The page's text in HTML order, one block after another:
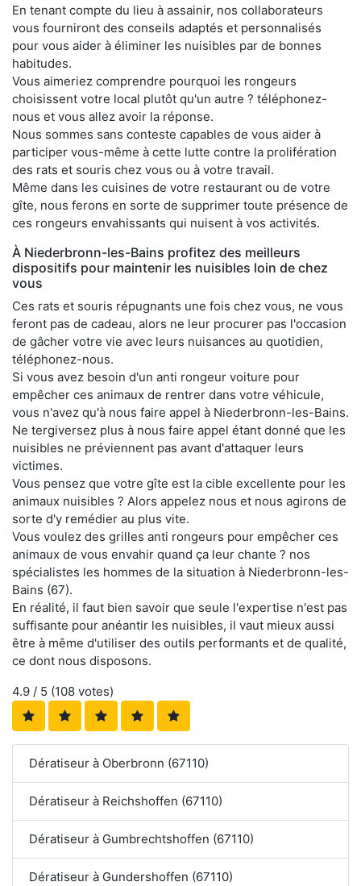
En tenant compte du lieu à assainir, nos collaborateurs
vous fourniront des conseils adaptés et personnalisés
pour vous aider à éliminer les nuisibles par de bonnes
habitudes.
Vous aimeriez comprendre pourquoi les rongeurs
choisissent votre local plutôt qu'un autre ? téléphonez-
nous et vous allez avoir la réponse.
Nous sommes sans conteste capables de vous aider à
participer vous-même à cette lutte contre la prolifération
des rats et souris chez vous ou à votre travail.
Même dans les cuisines de votre restaurant ou de votre
gîte, nous ferons en sorte de supprimer toute présence de
ces rongeurs envahissants qui nuisent à vos activités.
À Niederbronn-les-Bains profitez des meilleurs
dispositifs pour maintenir les nuisibles loin de chez
vous
Ces rats et souris répugnants une fois chez vous, ne vous
feront pas de cadeau, alors ne leur procurer pas l'occasion
de gâcher votre vie avec leurs nuisances au quotidien,
téléphonez-nous.
Si vous avez besoin d'un anti rongeur voiture pour
empêcher ces animaux de rentrer dans votre véhicule,
vous n'avez qu'à nous faire appel à Niederbronn-les-Bains.
Ne tergiversez plus à nous faire appel étant donné que les
nuisibles ne préviennent pas avant d'attaquer leurs
victimes.
Vous pensez que votre gîte est la cible excellente pour les
animaux nuisibles ? Alors appelez nous et nous agirons de
sorte d'y remédier au plus vite.
Vous voulez des grilles anti rongeurs pour empêcher ces
animaux de vous envahir quand ça leur chante ? nos
spécialistes les hommes de la situation à Niederbronn-les-
Bains (67).
En réalité, il faut bien savoir que seule l'expertise n'est pas
suffisante pour anéantir les nuisibles, il vaut mieux aussi
être à même d'utiliser des outils performants et de qualité,
ce dont nous disposons.
4.9 / 5 (108 votes)
Dératiseur à Oberbronn (67110)
Dératiseur à Reichshoffen (67110)
Dératiseur à Gumbrechtshoffen (67110)
Dératiseur à Gundershoffen (67110)